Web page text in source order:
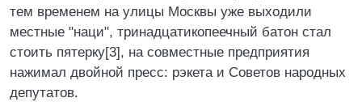
тем временем на улицы Москвы уже выходили
местные "наци", тринадцатикопеечный батон стал
стоить пятерку[3], на совместные предприятия
нажимал двойной пресс: рэкета и Советов народных
депутатов.